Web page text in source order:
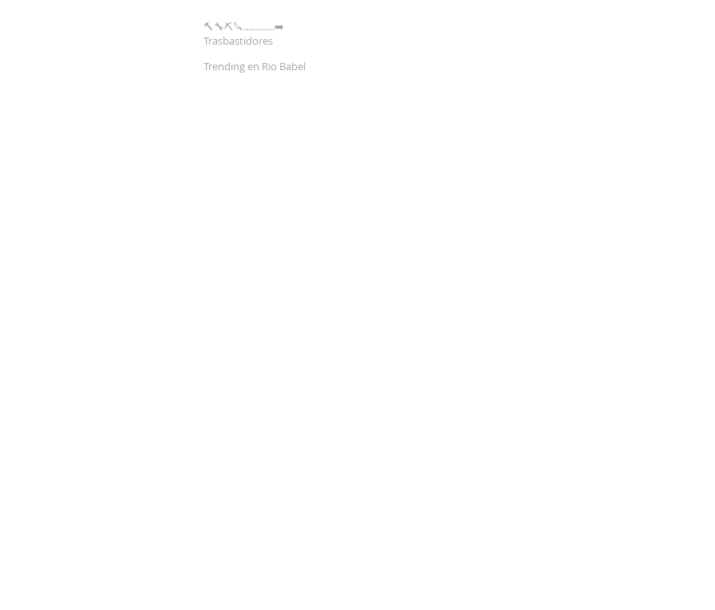
🔨🔧⛏🔪.............➡️
Trasbastidores
Trending en Rio Babel